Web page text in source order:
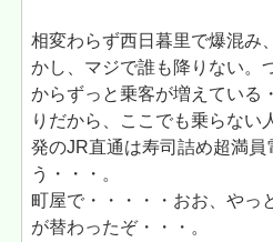
相変わらず西日暮里で爆混み
かし、マジで誰も降りない。
からずっと乗客が増えている
りだから、ここでも乗らない
発のJR直通は寿司詰め超満員
う・・・。
町屋で・・・・・おお、やっ
が替わったぞ・・・。